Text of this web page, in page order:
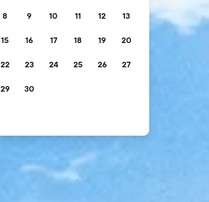
8 9 10 11 12 13
15 16 17 18 19 20
22 23 24 25 26 27
29 30